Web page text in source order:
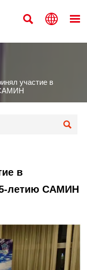
  
участие в

в
летию САМИН